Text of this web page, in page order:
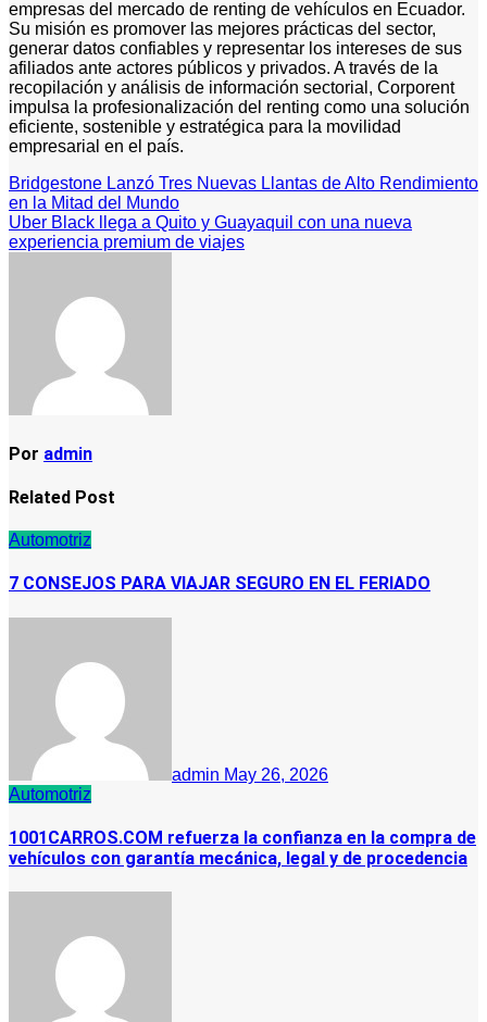
empresas del mercado de renting de vehículos en Ecuador.
Su misión es promover las mejores prácticas del sector,
generar datos confiables y representar los intereses de sus
afiliados ante actores públicos y privados. A través de la
recopilación y análisis de información sectorial, Corporent
impulsa la profesionalización del renting como una solución
eficiente, sostenible y estratégica para la movilidad
empresarial en el país.
Navegación
de
entradas
Bridgestone Lanzó Tres Nuevas Llantas de Alto Rendimiento
en la Mitad del Mundo
Uber Black llega a Quito y Guayaquil con una nueva
experiencia premium de viajes
Por admin
Related Post
Automotriz
7 CONSEJOS PARA VIAJAR SEGURO EN EL FERIADO
admin May 26, 2026
Automotriz
1001CARROS.COM refuerza la confianza en la compra de
vehículos con garantía mecánica, legal y de procedencia